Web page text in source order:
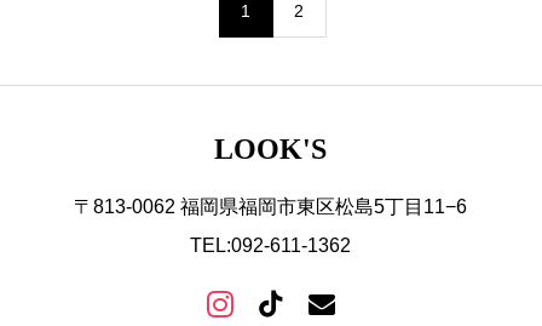
1 2
LOOK'S
〒813-0062 福岡県福岡市東区松島5丁目11−6
TEL:092-611-1362